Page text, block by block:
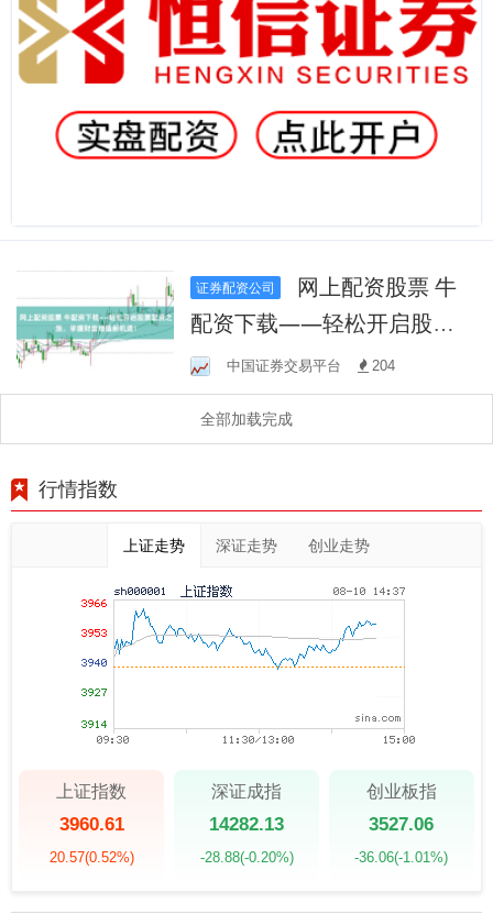
证券配资公司
配资下载——轻松开启股票
配资之旅，掌握财富增值新
机遇！
中国证券交易平台 204
全部加载完成
行情指数
上证走势 深证走势 创业走势
上证指数
3960.61
20.57(0.52%)
深证成指
14282.13
-28.88(-0.20%)
创业板指
3527.06
-36.06(-1.01%)